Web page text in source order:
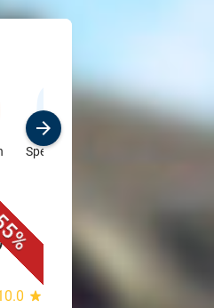
Speciaalzaken
of
star